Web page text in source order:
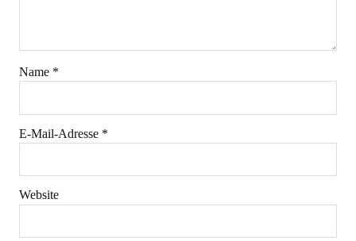
Name *
E-Mail-Adresse *
Website